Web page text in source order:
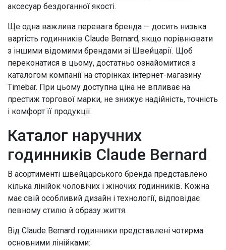
аксесуар бездоганної якості.
Ще одна важлива перевага бренда — досить низька
вартість годинників Claude Bernard, якщо порівнювати
з іншими відомими брендами зі Швейцарії. Щоб
переконатися в цьому, достатньо ознайомитися з
каталогом компанії на сторінках інтернет-магазину
Timebar. При цьому доступна ціна не впливає на
престиж торгової марки, не знижує надійність, точність
і комфорт її продукції.
Каталог наручних
годинників Claude Bernard
В асортименті швейцарського бренда представлено
кілька лінійок чоловічих і жіночих годинників. Кожна
має свій особливий дизайн і технології, відповідає
певному стилю й образу життя.
Від Claude Bernard годинники представлені чотирма
основними лінійками: